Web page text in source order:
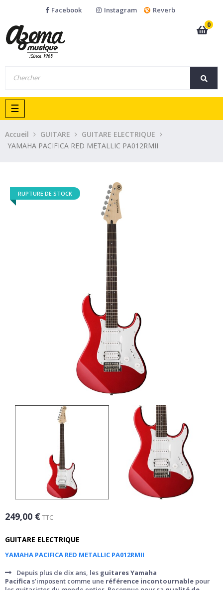
Facebook Instagram
Reverb
0
Basculer
la
navigation
☰
Accueil GUITARE
GUITARE ELECTRIQUE
YAMAHA PACIFICA RED METALLIC PA012RMII
RUPTURE DE STOCK
249,00 € TTC
GUITARE ELECTRIQUE
YAMAHA PACIFICA RED METALLIC PA012RMII
Depuis plus de dix ans, les guitares Yamaha
Pacifica s’imposent comme une référence incontournable pour